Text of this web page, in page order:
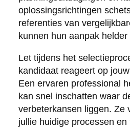
oplossingsrichtingen
referenties van
kunnen hun aanpak helder
Let tijdens het
kandidaat reageert op
Een ervaren professional
kan snel inschatten waar
verbeterkansen liggen. Ze
jullie huidige processen